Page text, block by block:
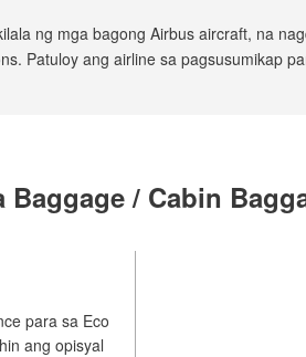
ng mga bagong Airbus aircraft, na
Patuloy ang airline sa pagsusumikap
/ Cabin
para sa Eco
ang opisyal